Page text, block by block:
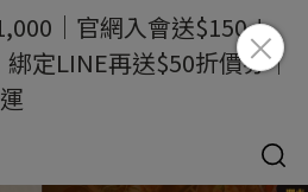
｜官網入會送$150＋
定LINE再送$50折價券｜